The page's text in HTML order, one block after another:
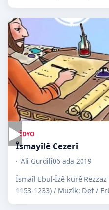
▶VÎDYO
Îsmayîlê Cezerî
Ali Gurdilî06 ada 2019
Îsmaîl Ebul-Îzê kurê
1153-1233) / Muzîk: Def /